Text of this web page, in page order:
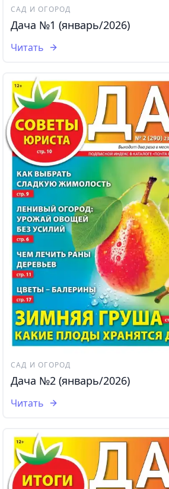
САД И ОГОРОД
Дача №1 (январь/2026)
Читать
САД И ОГОРОД
Дача №2 (январь/2026)
Читать